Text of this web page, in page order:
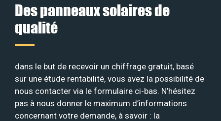
Des panneaux solaires de
qualité
dans le but de recevoir un chiffrage gratuit, basé
sur une étude rentabilité, vous avez la possibilité de
nous contacter via le formulaire ci-bas. N’hésitez
pas à nous donner le maximum d’informations
concernant votre demande, à savoir : la